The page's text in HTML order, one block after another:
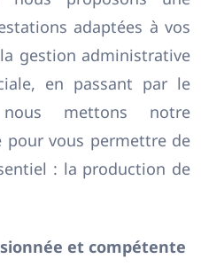
adaptées à vos
gestion administrative
en passant par le
mettons notre
pour vous permettre de
: la production de
et compétente